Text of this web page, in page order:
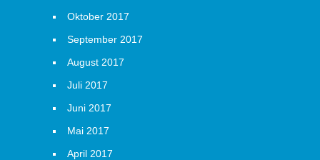
Oktober 2017
September 2017
August 2017
Juli 2017
Juni 2017
Mai 2017
April 2017